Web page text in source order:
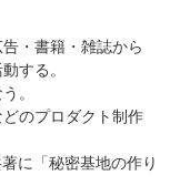
・書籍・雑誌から
する。
。
のプロダクト制作
に「秘密基地の作り